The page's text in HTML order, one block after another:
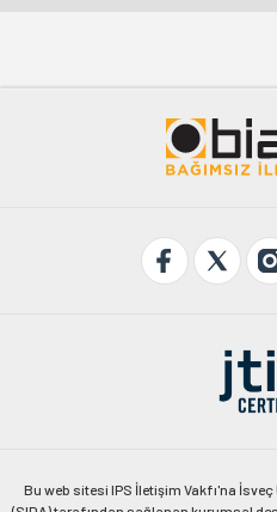
Bu web sitesi IPS İletişim Vakfı'na